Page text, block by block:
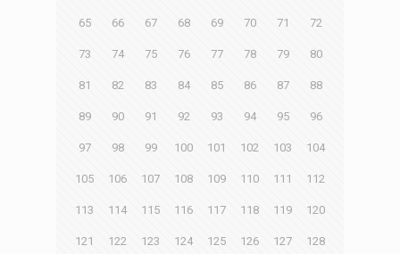
65 66 67 68 69 70 71 72
73 74 75 76 77 78 79 80
81 82 83 84 85 86 87 88
89 90 91 92 93 94 95 96
97 98 99 100 101 102 103 104
105 106 107 108 109 110 111 112
113 114 115 116 117 118 119 120
121 122 123 124 125 126 127 128